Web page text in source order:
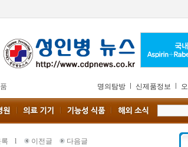
명의탐방 신제품정보
l 이전글 다음글